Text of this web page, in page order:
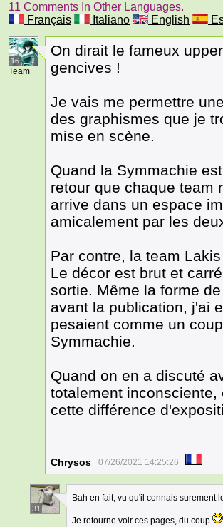
11 Comments In Other Languages.
Français
Italiano English
16
Team
On dirait le fameux
gencives !
Je vais me permettre
des graphismes que je
mise en scène.
Quand la Symmachie
retour que chaque team
arrive dans un espace
amicalement par les
Par contre, la team
Le décor est brut et
sortie. Même la forme
avant la publication, j'ai
pesaient comme un
Symmachie.
Quand on en a discuté
totalement
cette différence
Chrysos 07/26/2021 14:25:26
31
Bah en fait, vu qu'il connais surement
Je retourne voir ces pages, du coup